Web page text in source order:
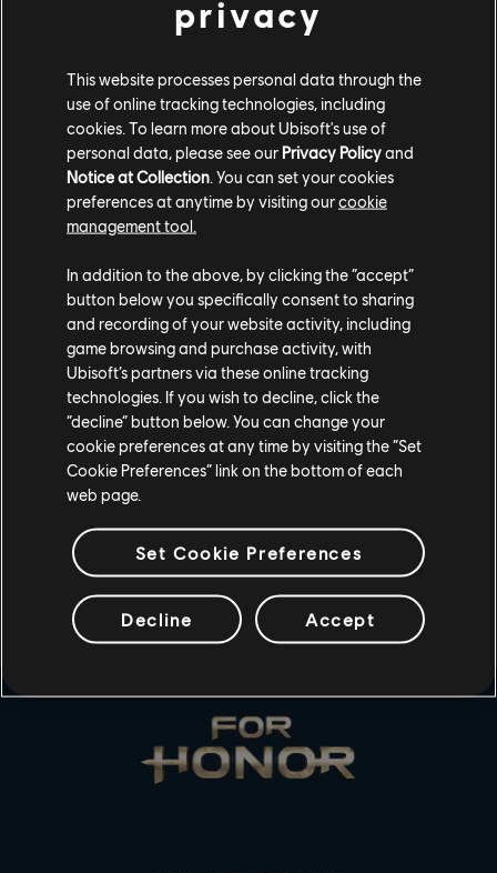
podobnie, jak w sezonie 4 roku 4 zrobiliśmy z nobushi i
rozjemczynią, naszym celem globalnym jest ulepszenie
bohaterów uznawanych za słabych, tak aby dorównywali
reszcie. Chcielibyśmy widzieć większą różnorodność, jeśli
chodzi o wybierane postacie, a to pierwszy ku temu krok.
Ponadto opinie, jakie otrzymaliśmy na temat shugokiego
że gracze mieli problemy z „objęciami demona”, dlatego
chcemy przetestować nowy zestaw zmian. Ogólny ich
kierunek będzie podobny do ostatniego, ale będą również
brały pod uwagę komentarze otrzymane od was, naszych
graczy.
Na kolejnym terenie doświadczalnym będziecie mogli
sprawdzić nie tylko nowe zmiany shugokiego, ale też wielu
innych postaci, które chcemy ulepszyć. Więcej
szczegółów już wkróce!
privacy
This website processes personal data through the
use of online tracking technologies, including
cookies. To learn more about Ubisoft's use of
personal data, please see our Privacy Policyand
Notice at Collection. You can set your cookies
preferences at anytime by visiting ourcookie
management tool.
In addition to the above, by clicking the “accept”
button below you specifically consent to sharing
and recording of your website activity, including
game browsing and purchase activity, with
Ubisoft’s partners via these online tracking
technologies. If you wish to decline, click the
“decline” button below. You can change your
cookie preferences at any time by visiting the “Set
Cookie Preferences” link on the bottom of each
web page.
Set Cookie Preferences
Decline Accept